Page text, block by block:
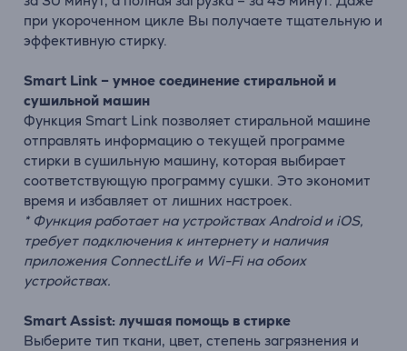
при укороченном цикле Вы получаете тщательную и
эффективную стирку.
Smart Link ­– умное соединение стиральной и
сушильной машин
Функция Smart Link позволяет стиральной машине
отправлять информацию о текущей программе
стирки в сушильную машину, которая выбирает
соответствующую программу сушки. Это экономит
время и избавляет от лишних настроек.
* Функция работает на устройствах Android и iOS,
требует подключения к интернету и наличия
приложения ConnectLife и Wi-Fi на обоих
устройствах.
Smart Assist: лучшая помощь в стирке
Выберите тип ткани, цвет, степень загрязнения и